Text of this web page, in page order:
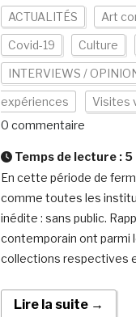
ACTUALITÉS Art
Covid-19 Culture
INTERVIEWS /
expériences Visites
0 commentaire
Temps de lecture : 5
En cette période de
comme toutes les
inédite : sans public.
contemporain ont parmi
collections respectives
Lire la suite →